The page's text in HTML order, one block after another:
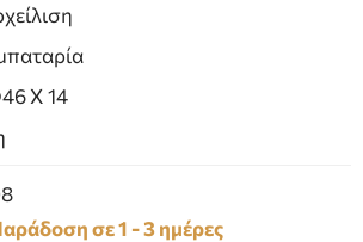
Χ 14
σε 1 - 3 ημέρες